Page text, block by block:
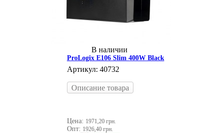
В наличии
ProLogix E106 Slim 400W Black
Артикул: 40732
Описание товара
Цена: 1971,20 грн.
Опт: 1926,40 грн.